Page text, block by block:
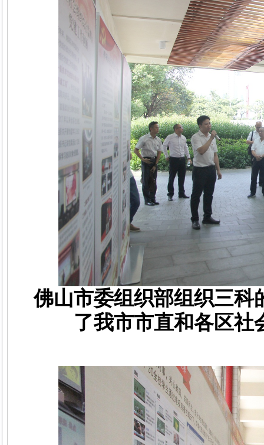
佛山市委组织部组织三科
了我市市直和各区社